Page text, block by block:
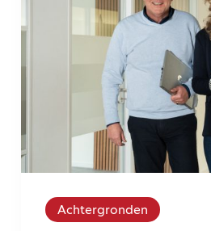
Achtergronden